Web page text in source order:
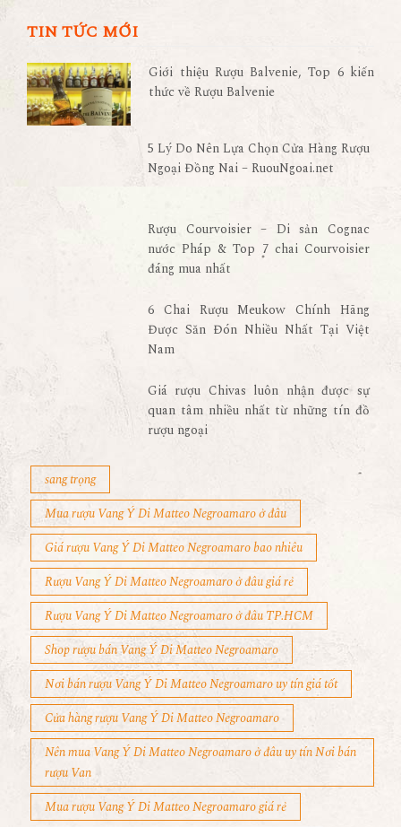
TIN TỨC MỚI
Giới thiệu Rượu Balvenie, Top 6 kiến
thức về Rượu Balvenie
5 Lý Do Nên Lựa Chọn Cửa Hàng Rượu
Ngoại Đồng Nai – RuouNgoai.net
Rượu Courvoisier – Di sản Cognac
nước Pháp & Top 7 chai Courvoisier
đáng mua nhất
6 Chai Rượu Meukow Chính Hãng
Được Săn Đón Nhiều Nhất Tại Việt
Nam
Giá rượu Chivas luôn nhận được sự
quan tâm nhiều nhất từ những tín đồ
rượu ngoại
sang trọng
Mua rượu Vang Ý Di Matteo Negroamaro ở đâu
Giá rượu Vang Ý Di Matteo Negroamaro bao nhiêu
Rượu Vang Ý Di Matteo Negroamaro ở đâu giá rẻ
Rượu Vang Ý Di Matteo Negroamaro ở đâu TP.HCM
Shop rượu bán Vang Ý Di Matteo Negroamaro
Nơi bán rượu Vang Ý Di Matteo Negroamaro uy tín giá tốt
Cửa hàng rượu Vang Ý Di Matteo Negroamaro
Nên mua Vang Ý Di Matteo Negroamaro ở đâu uy tín Nơi bán
rượu Van
Mua rượu Vang Ý Di Matteo Negroamaro giá rẻ